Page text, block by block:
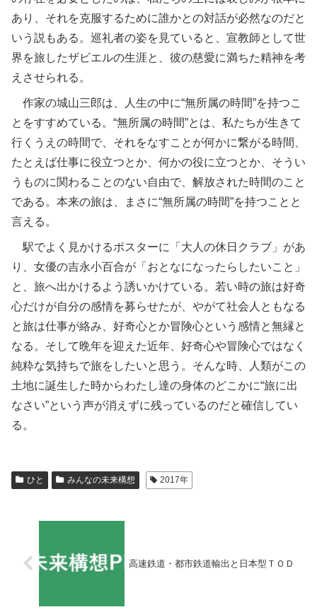
あり、それを克服するために誰かとの対話が必然なのだと
いう説もある。巡礼者の姿を見ていると、宣教師として世
界を旅したザビエルの生涯と、彼の慈愛に満ちた精神を考
えさせられる。
作家の城山三郎は、人生の中に“無所属の時間”を持つこ
とをすすめている。“無所属の時間”とは、私たちが生きて
行くうえの時間で、それをなすことが何かに繋がる時間、
たとえば仕事に役立つとか、何かの役に立つとか、そうい
うものに関わることのない自由で、解放された時間のこと
である。本来の旅は、まさに“無所属の時間”を持つことと
言える。
駅でよく見かけるポスターに「大人の休日クラブ」があ
り、女優の吉永小百合が「おとなになったらしたいこと」
と、旅へ出かけるよう誘いかけている。若い時の旅は好奇
心だけが自分の感情を募らせたが、やがて社会人ともなる
と旅は仕事が絡み、好奇心とか冒険心という感情と無縁と
なる。そして晩年を迎えた近年、好奇心や冒険心ではなく
純粋な気持ちで旅をしたいと思う。そんな時、人類がこの
土地に誕生した時からわたし達の身体のどこかに“旅に出
なさい”という声が消えずに残っているのだと確信してい
る。
ひと みんなの未来構想 2017年
高速鉄道・都市鉄道輸出と日本型ＴＯＤ